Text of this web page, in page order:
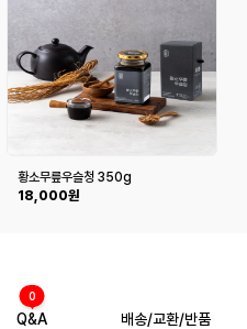
황소무릎우슬청 350g
18,000원
Q&A
0
배송/교환/반품